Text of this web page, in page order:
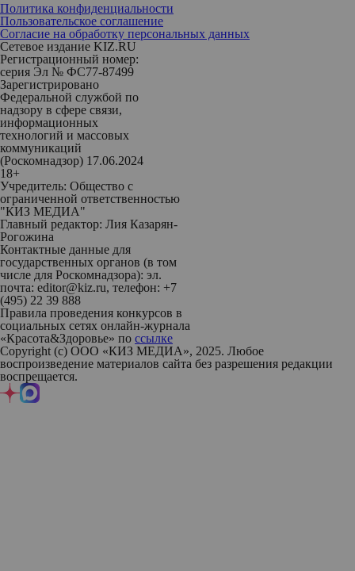
Политика конфиденциальности
Пользовательское соглашение
Согласие на обработку персональных данных
Сетевое издание KIZ.RU
Регистрационный номер:
серия Эл № ФС77-87499
Зарегистрировано
Федеральной службой по
надзору в сфере связи,
информационных
технологий и массовых
коммуникаций
(Роскомнадзор) 17.06.2024
18+
Учредитель: Общество с
ограниченной ответственностью
"КИЗ МЕДИА"
Главный редактор: Лия Казарян-
Рогожина
Контактные данные для
государственных органов (в том
числе для Роскомнадзора): эл.
почта: editor@kiz.ru, телефон: +7
(495) 22 39 888
Правила проведения конкурсов в
социальных сетях онлайн-журнала
«Красота&Здоровье» по ссылке
Copyright (с) ООО «КИЗ МЕДИА», 2025. Любое
воспроизведение материалов сайта без разрешения редакции
воспрещается.